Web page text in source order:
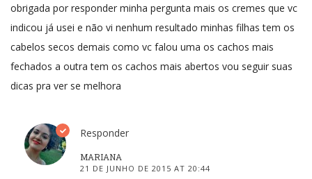
obrigada por responder minha pergunta mais os cremes que vc
indicou já usei e não vi nenhum resultado minhas filhas tem os
cabelos secos demais como vc falou uma os cachos mais
fechados a outra tem os cachos mais abertos vou seguir suas
dicas pra ver se melhora
Responder
MARIANA
21 DE JUNHO DE 2015 AT 20:44